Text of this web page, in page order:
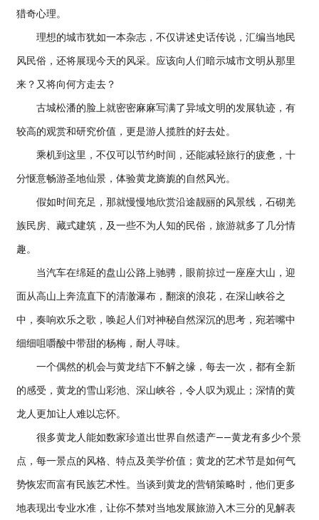
猎奇心理。
理想的城市犹如一本杂志，不仅讲述史话传说，汇编当地民
风民俗，还将展现今天的风采。应该向人们暗示城市文明从那里
来？又将向何方走去？
古城松潘的脸上就密密麻麻写满了异域文明的发展轨迹，有
较高的观赏和研究价值，更是游人揽胜的好去处。
乘机到这里，不仅可以节约时间，还能减轻旅行的疲惫，十
分惬意畅游圣地仙景，体验黄龙旖旎的自然风光。
假如时间充足，那就慢慢地欣赏沿途靓丽的风景线，石砌羌
族民房、藏式建筑，及一些不为人知的民俗，旅游就多了几分情
趣。
当汽车在绵延的盘山公路上驰骋，眼前掠过一座座大山，迎
面从高山上奔流直下的清澈瀑布，翻滚的浪花，在深山峡谷之
中，奏响欢乐之歌，唤起人们对神秘自然深沉的思考，宛若嘴中
细细咀嚼酸中带甜的杨梅，耐人寻味。
一个偶然的机会与黄龙结下不解之缘，每去一次，都有全新
的感受，黄龙的雪山彩池、深山峡谷，令人叹为观止；深情的黄
龙人更加让人难以忘怀。
很多黄龙人能如数家珍道出世界自然遗产——黄龙有多少个景
点，每一景点的风格、特点及美学价值；黄龙的艺术节是如何气
势恢宏而富有民族艺术性。当谈到黄龙的营销策略时，他们更多
地表现出专业水准，让你不禁对当地发展旅游入木三分的见解表